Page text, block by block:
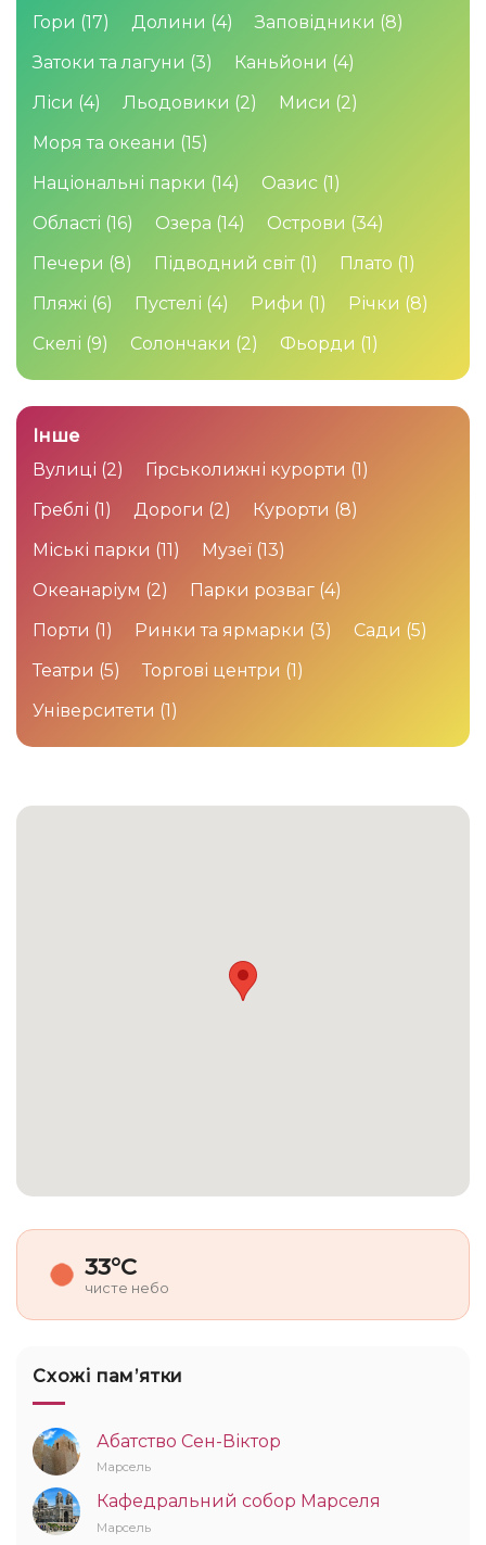
Гори (17) Долини (4) Заповідники (8)
Затоки та лагуни (3) Каньйони (4)
Ліси (4) Льодовики (2) Миси (2)
Моря та океани (15)
Національні парки (14) Оазис (1)
Області (16) Озера (14) Острови (34)
Печери (8) Підводний світ (1) Плато (1)
Пляжі (6) Пустелі (4) Рифи (1) Річки (8)
Скелі (9) Солончаки (2) Фьорди (1)
Інше
Вулиці (2) Гірськолижні курорти (1)
Греблі (1) Дороги (2) Курорти (8)
Міські парки (11) Музеї (13)
Океанаріум (2) Парки розваг (4)
Порти (1) Ринки та ярмарки (3) Сади (5)
Театри (5) Торгові центри (1)
Університети (1)
33°C
чисте небо
Схожі памʼятки
Абатство Сен-Віктор
Марсель
Кафедральний собор Марселя
Марсель